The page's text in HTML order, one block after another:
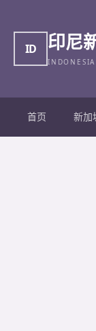
ID 印尼
首页 新加